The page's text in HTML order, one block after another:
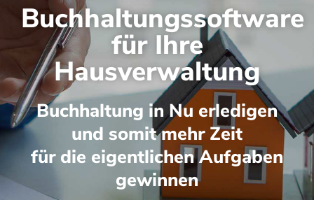
Buchhaltungssoftware
für Ihre
Hausverwaltung
Buchhaltung in Nu erledigen
und somit mehr Zeit
für die eigentlichen Aufgaben
gewinnen